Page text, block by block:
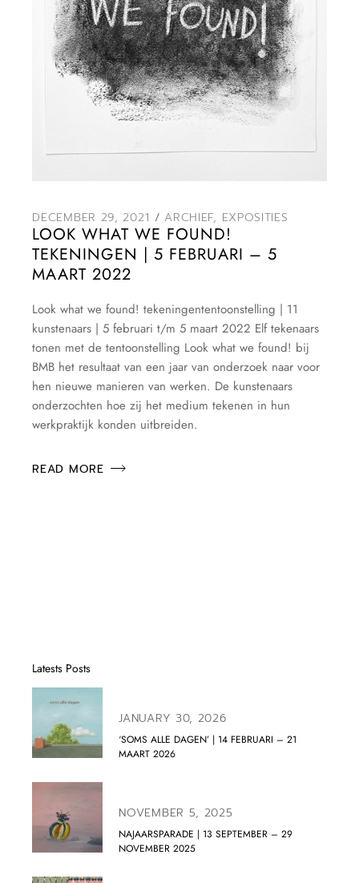
DECEMBER 29, 2021 ARCHIEF, EXPOSITIES
LOOK WHAT WE FOUND!
TEKENINGEN | 5 FEBRUARI – 5
MAART 2022
Look what we found! tekeningententoonstelling | 11
kunstenaars | 5 februari t/m 5 maart 2022 Elf tekenaars
tonen met de tentoonstelling Look what we found! bij
BMB het resultaat van een jaar van onderzoek naar voor
hen nieuwe manieren van werken. De kunstenaars
onderzochten hoe zij het medium tekenen in hun
werkpraktijk konden uitbreiden.
READ MORE
Latests Posts
JANUARY 30, 2026
‘SOMS ALLE DAGEN’ | 14 FEBRUARI – 21
MAART 2026
NOVEMBER 5, 2025
NAJAARSPARADE | 13 SEPTEMBER – 29
NOVEMBER 2025